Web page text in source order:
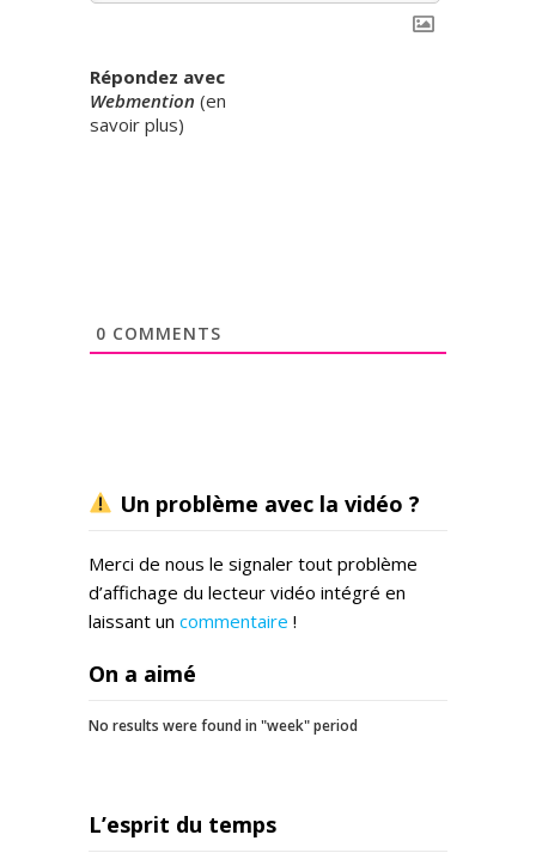
Répondez avec
Webmention (en
savoir plus)
0 COMMENTS
Un problème avec la vidéo ?
Merci de nous le signaler tout problème
d’affichage du lecteur vidéo intégré en
laissant un commentaire !
On a aimé
No results were found in "week" period
L’esprit du temps